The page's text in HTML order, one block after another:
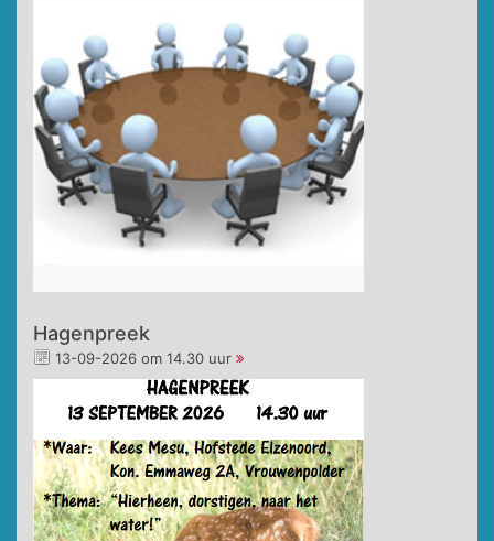
Hagenpreek
13-09-2026 om 14.30 uur